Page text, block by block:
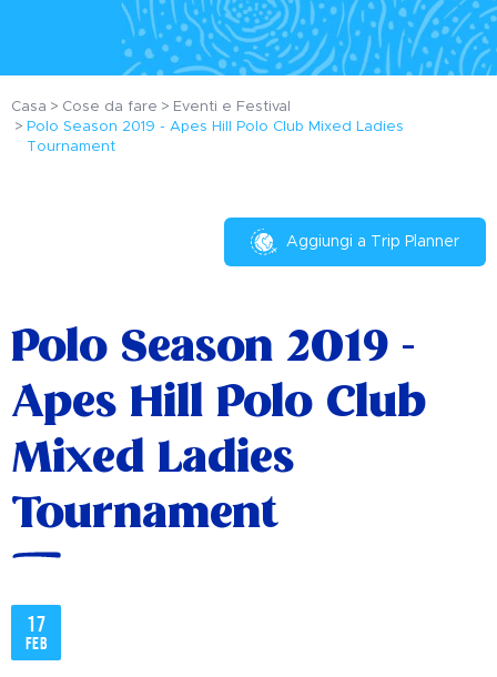
Casa Cose da fare
Eventi e Festival
Polo Season 2019 - Apes Hill Polo Club Mixed Ladies
Tournament
Aggiungi a Trip Planner
Polo Season 2019 -
Apes Hill Polo Club
Mixed Ladies
Tournament
17
feb